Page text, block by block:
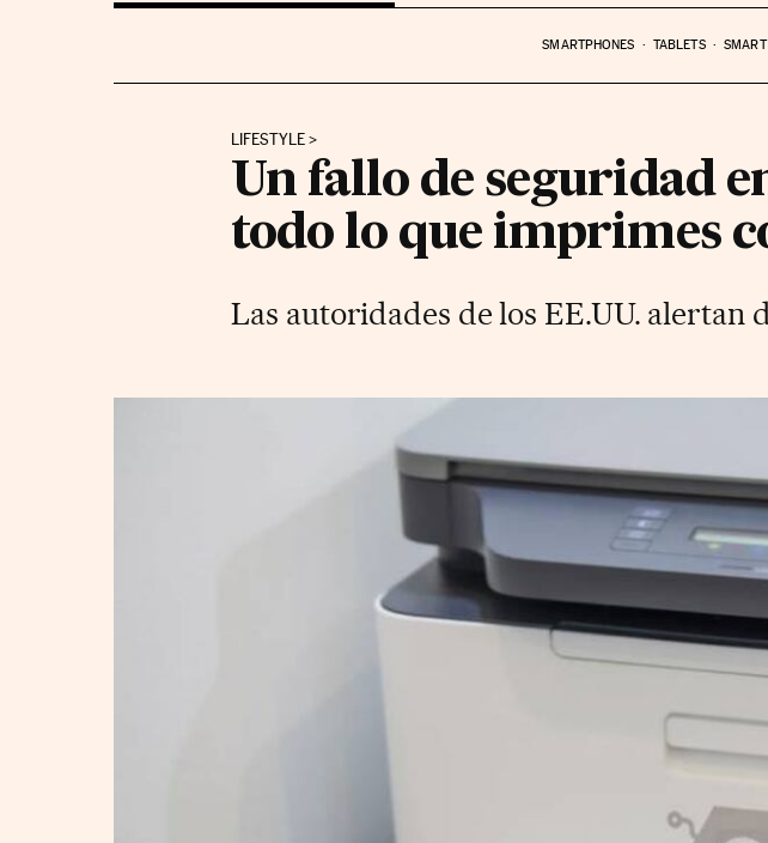
SMARTPHONES TABLETS
LIFESTYLE
Un fallo de seguridad
todo lo que imprimes
Las autoridades de los EE.UU. alertan